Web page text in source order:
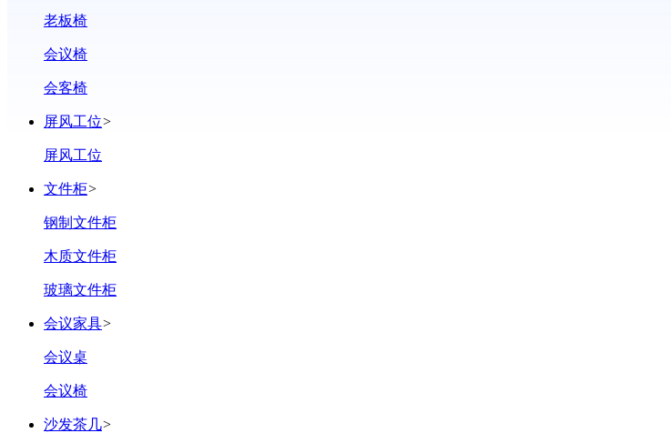
老板椅
会议椅
会客椅
屏风工位>
屏风工位
文件柜>
钢制文件柜
木质文件柜
玻璃文件柜
会议家具>
会议桌
会议椅
沙发茶几>